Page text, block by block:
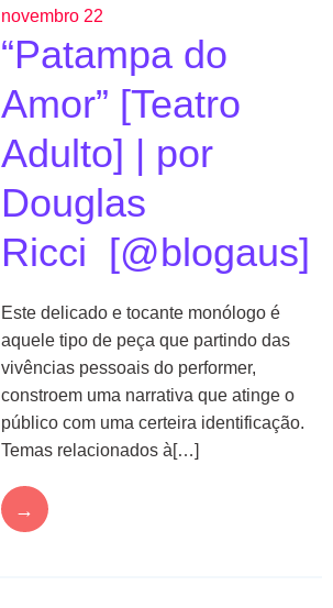
novembro 22
“Patampa do
Amor” [Teatro
Adulto] | por
Douglas
Ricci [@blogaus]
Este delicado e tocante monólogo é
aquele tipo de peça que partindo das
vivências pessoais do performer,
constroem uma narrativa que atinge o
público com uma certeira identificação.
Temas relacionados à[…]
→